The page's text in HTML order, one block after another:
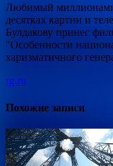
Любимый миллионами
десятках картин и
Булдакову принес
"Особенности
харизматичного
rg.ru
Похожие записи